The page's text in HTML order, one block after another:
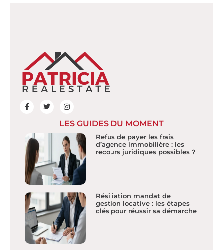
LES GUIDES DU MOMENT
Refus de payer les frais
d’agence immobilière : les
recours juridiques possibles ?
Résiliation mandat de
gestion locative : les étapes
clés pour réussir sa démarche